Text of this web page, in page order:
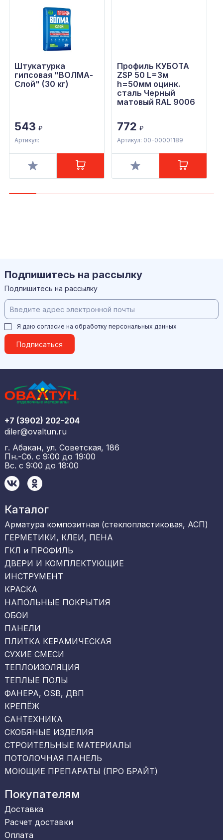
Штукатурка
гипсовая "ВОЛМА-
Слой" (30 кг)
543 ₽
Артикул:
Профиль КУБОТА
ZSP 50 L=3м
h=50мм оцинк.
сталь Черный
матовый RAL 9006
772 ₽
Артикул: 00-00001189
Подпишитесь на рассылку
Подпишитесь на рассылку
Я даю согласие на обработку персональных данных
Подписаться
Каталог
Арматура композитная (стеклопластиковая, АСП)
ГЕРМЕТИКИ, КЛЕИ, ПЕНА
ГКЛ и ПРОФИЛЬ
ДВЕРИ И КОМПЛЕКТУЮЩИЕ
ИНСТРУМЕНТ
КРАСКА
НАПОЛЬНЫЕ ПОКРЫТИЯ
ОБОИ
ПАНЕЛИ
ПЛИТКА КЕРАМИЧЕСКАЯ
СУХИЕ СМЕСИ
ТЕПЛОИЗОЛЯЦИЯ
ТЕПЛЫЕ ПОЛЫ
ФАНЕРА, OSB, ДВП
КРЕПЁЖ
САНТЕХНИКА
СКОБЯНЫЕ ИЗДЕЛИЯ
СТРОИТЕЛЬНЫЕ МАТЕРИАЛЫ
ПОТОЛОЧНАЯ ПАНЕЛЬ
МОЮЩИЕ ПРЕПАРАТЫ (ПРО БРАЙТ)
Покупателям
Доставка
Расчет доставки
Оплата
г. Абакан, ул. Советская, 186
Пн.-Сб. с 9:00 до 19:00
Вс. с 9:00 до 18:00
+7 (3902) 202-204
diler@ovaltun.ru